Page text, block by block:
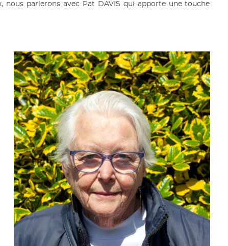
nous parlerons avec Pat DAVIS qui apporte une touche